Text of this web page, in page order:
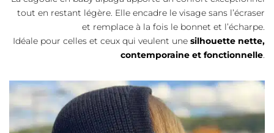
tout en restant légère. Elle encadre le visage sans l’écraser
et remplace à la fois le bonnet et l’écharpe.
Idéale pour celles et ceux qui veulent une silhouette nette,
contemporaine et fonctionnelle.